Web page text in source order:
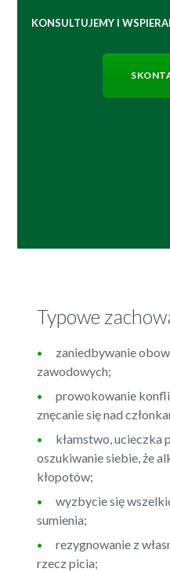
KONSULTUJEMY I
Typowe
zaniedbywanie
zawodowych;
prowokowanie
znęcanie się nad
kłamstwo, ucieczka
oszukiwanie siebie, że
kłopotów;
wyzbycie się
sumienia;
rezygnowanie z
rzecz picia;